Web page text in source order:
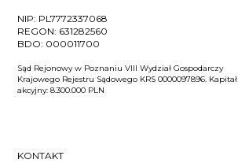
NIP: PL7772337068
REGON: 631282560
BDO: 000011700
Sąd Rejonowy w Poznaniu VIII Wydział Gospodarczy
Krajowego Rejestru Sądowego KRS 0000097896. Kapitał
akcyjny: 8.300.000 PLN
KONTAKT